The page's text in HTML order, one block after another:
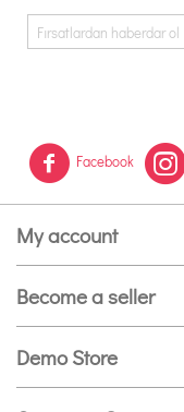
Facebook
My account
Become a seller
Demo Store